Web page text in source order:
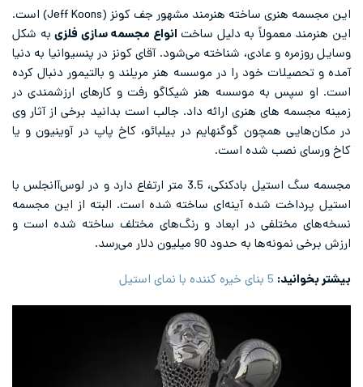
این مجسمه هنری ساخته هنرمند مشهور جف کونز (Jeff Koons) است.
این هنرمند معمولاً به دلیل ساخت انواع مجسمه سازی فلزیبه شکل
وسایل روزمره و عادی، شناخته می‌شود. آقای کونز در پنسیوانیا به دنیا
آمده و تحصیلات خود را در موسسه هنر مریلند و بالتیمور دنبال کرده
است. او سپس به موسسه هنر شیکاگو رفت و کارهای ارزشمندی در
زمینه مجسمه های هنری ارائه داد. جالب است بدانید برخی از آثار وی
در مکان‌هایی همچون گوگنهایم در بیلبائو، کاخ پاپ در آوینیون و یا
کاخ ورسای نصب شده است.
مجسمه سگ استیل بادکنکی، 3.5 متر ارتفاع دارد و در لوس‌آانجلس با
استیل پرداخت شده آینه‌ای ساخته شده است. البته از این مجسمه
نسخه‌های مختلفی در ابعاد و رنگ‌های مختلف ساخته شده است و
ارزش برخی نمونه‌ها به حدود 90 میلیون دلار می‌رسد.
بیشتر بخوانید: 5 بنای خیره کننده با نمای استیل